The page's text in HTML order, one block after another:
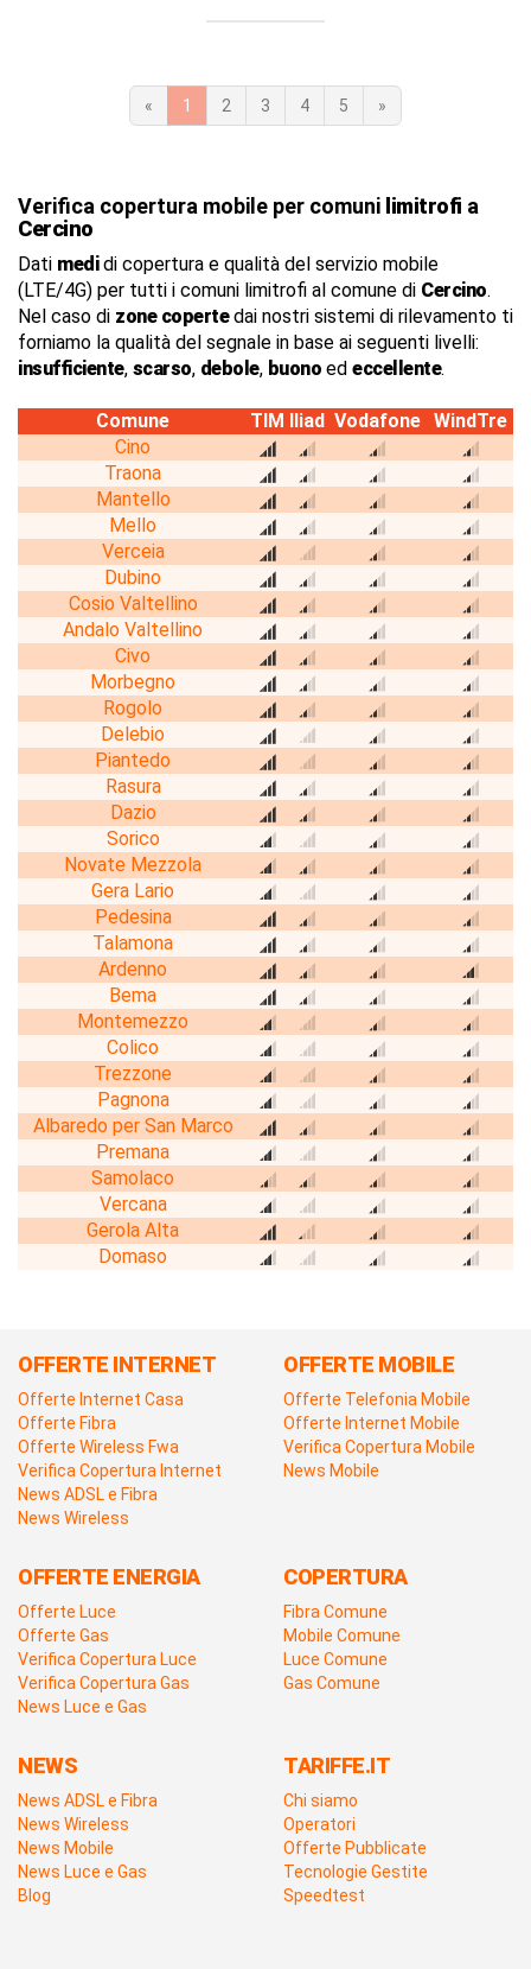
« 1 2 3 4 5 »
Verifica copertura mobile per comuni limitrofi a
Cercino
Dati medidi copertura e qualità del servizio mobile
(LTE/4G) per tutti i comuni limitrofi al comune di Cercino.
Nel caso di zone copertedai nostri sistemi di rilevamento ti
forniamo la qualità del segnale in base ai seguenti livelli:
insufficiente, scarso, debole, buono ed eccellente.
Comune TIM Iliad Vodafone
WindTre
Cino
Traona
Mantello
Mello
Verceia
Dubino
Cosio Valtellino
Andalo Valtellino
Civo
Morbegno
Rogolo
Delebio
Piantedo
Rasura
Dazio
Sorico
Novate Mezzola
Gera Lario
Pedesina
Talamona
Ardenno
Bema
Montemezzo
Colico
Trezzone
Pagnona
Albaredo per San Marco
Premana
Samolaco
Vercana
Gerola Alta
Domaso
OFFERTE INTERNET
Offerte Internet Casa
Offerte Fibra
Offerte Wireless Fwa
Verifica Copertura Internet
News ADSL e Fibra
News Wireless
OFFERTE MOBILE
Offerte Telefonia Mobile
Offerte Internet Mobile
Verifica Copertura Mobile
News Mobile
OFFERTE ENERGIA
Offerte Luce
Offerte Gas
Verifica Copertura Luce
Verifica Copertura Gas
News Luce e Gas
COPERTURA
Fibra Comune
Mobile Comune
Luce Comune
Gas Comune
NEWS
News ADSL e Fibra
News Wireless
News Mobile
News Luce e Gas
Blog
TARIFFE.IT
Chi siamo
Operatori
Offerte Pubblicate
Tecnologie Gestite
Speedtest